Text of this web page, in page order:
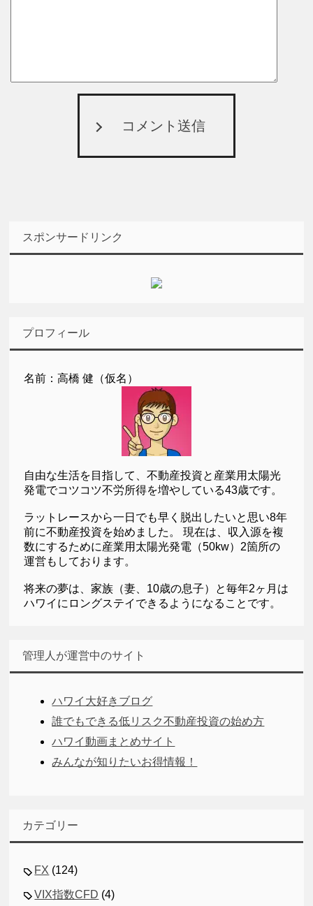
コメント送信
スポンサードリンク
プロフィール
名前：高橋 健（仮名）
自由な生活を目指して、不動産投資と産業用太陽光
発電でコツコツ不労所得を増やしている43歳です。
ラットレースから一日でも早く脱出したいと思い8年
前に不動産投資を始めました。 現在は、収入源を複
数にするために産業用太陽光発電（50kw）2箇所の
運営もしております。
将来の夢は、家族（妻、10歳の息子）と毎年2ヶ月は
ハワイにロングステイできるようになることです。
管理人が運営中のサイト
ハワイ大好きブログ
誰でもできる低リスク不動産投資の始め方
ハワイ動画まとめサイト
みんなが知りたいお得情報！
カテゴリー
FX (124)
VIX指数CFD (4)